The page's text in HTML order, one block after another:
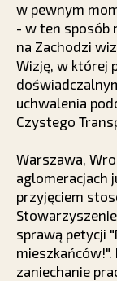
w pewnym
- w ten sposób
na Zachodzi
Wizję, w której
uchwalenia
Czystego
Warszawa,
aglomeracjach
przyjęciem
sprawą petycji
zaniechanie